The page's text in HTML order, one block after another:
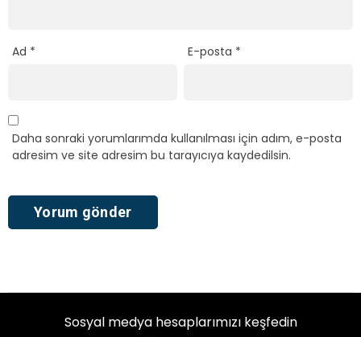
Ad * E-posta *
Daha sonraki yorumlarımda kullanılması için adım, e-posta
adresim ve site adresim bu tarayıcıya kaydedilsin.
Sosyal medya hesaplarımızı keşfedin